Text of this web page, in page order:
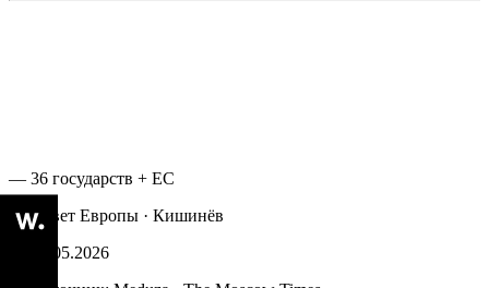
— 36 государств + ЕС
— Совет Европы · Кишинёв
— 15.05.2026